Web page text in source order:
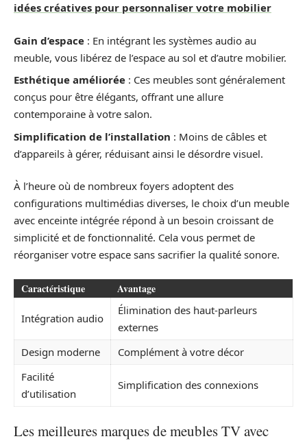
idées créatives pour personnaliser votre mobilier
Gain d’espace : En intégrant les systèmes audio au
meuble, vous libérez de l’espace au sol et d’autre mobilier.
Esthétique améliorée : Ces meubles sont généralement
conçus pour être élégants, offrant une allure
contemporaine à votre salon.
Simplification de l’installation : Moins de câbles et
d’appareils à gérer, réduisant ainsi le désordre visuel.
À l’heure où de nombreux foyers adoptent des
configurations multimédias diverses, le choix d’un meuble
avec enceinte intégrée répond à un besoin croissant de
simplicité et de fonctionnalité. Cela vous permet de
réorganiser votre espace sans sacrifier la qualité sonore.
Caractéristique Avantage
Intégration audio
Élimination des haut-parleurs
externes
Design moderne
Complément à votre décor
Facilité
d’utilisation
Simplification des connexions
Les meilleures marques de meubles TV avec